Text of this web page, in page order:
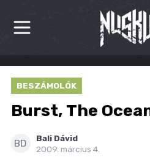
HÍREK
KRITIKÁK
INTERJÚK
BESZÁMOLÓK
Burst, The
BD
Bali Dávid
2009. március 4.